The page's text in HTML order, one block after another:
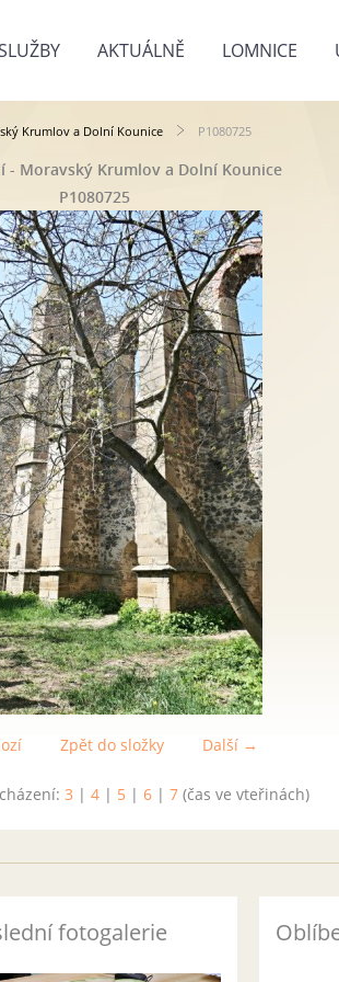
AKTUÁLNĚ LOMNICE
Krumlov a Dolní Kounice P1080725
- Moravský Krumlov a Dolní Kounice
P1080725
Další →
Zpět do složky
3 | 4 | 5 | 6 | 7 (čas ve vteřinách)
fotogalerie